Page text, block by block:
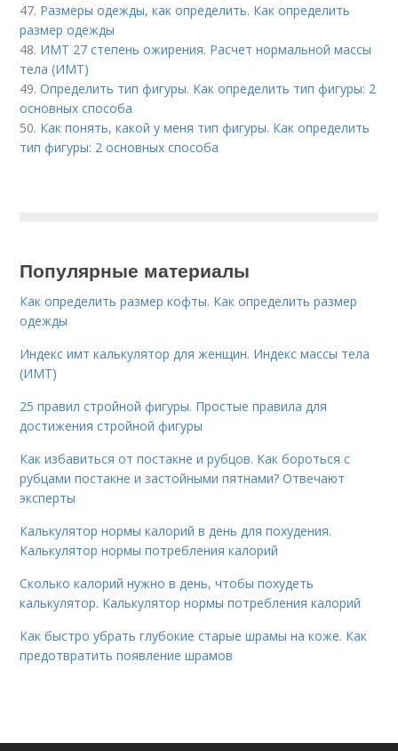
47. Размеры одежды, как определить. Как определить
размер одежды
48. ИМТ 27 степень ожирения. Расчет нормальной массы
тела (ИМТ)
49.Определить тип фигуры. Как определить тип фигуры: 2
основных способа
50. Как понять, какой у меня тип фигуры. Как определить
тип фигуры: 2 основных способа
Популярные материалы
Как определить размер кофты. Как определить размер
одежды
Индекс имт калькулятор для женщин. Индекс массы тела
(ИМТ)
25 правил стройной фигуры. Простые правила для
достижения стройной фигуры
Как избавиться от постакне и рубцов. Как бороться с
рубцами постакне и застойными пятнами? Отвечают
эксперты
Калькулятор нормы калорий в день для похудения.
Калькулятор нормы потребления калорий
Сколько калорий нужно в день, чтобы похудеть
калькулятор. Калькулятор нормы потребления калорий
Как быстро убрать глубокие старые шрамы на коже. Как
предотвратить появление шрамов